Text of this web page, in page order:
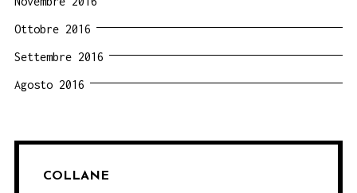
Ottobre 2016
Settembre 2016
Agosto 2016
COLLANE